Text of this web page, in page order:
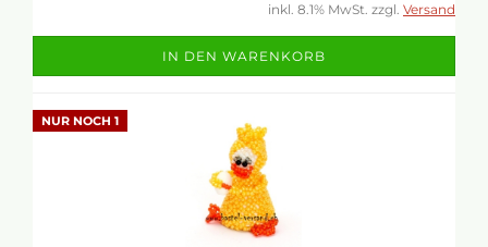
inkl. 8.1% MwSt. zzgl. Versand
IN DEN WARENKORB
NUR NOCH 1